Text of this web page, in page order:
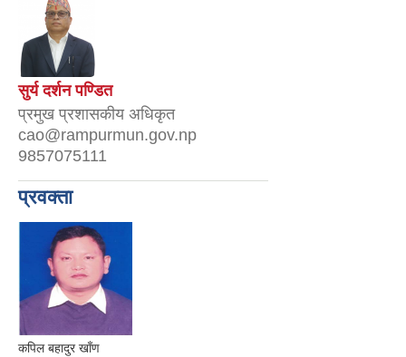
सुर्य दर्शन पण्डित
प्रमुख प्रशासकीय अधिकृत
cao@rampurmun.gov.np
9857075111
प्रवक्ता
कपिल बहादुर खाँण